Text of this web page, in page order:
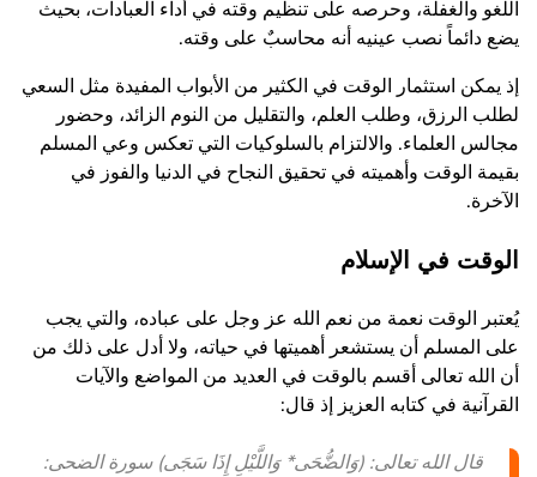
اللغو والغفلة، وحرصه على تنظيم وقته في أداء العبادات، بحيث
يضع دائماً نصب عينيه أنه محاسبٌ على وقته.
إذ يمكن استثمار الوقت في الكثير من الأبواب المفيدة مثل السعي
لطلب الرزق، وطلب العلم، والتقليل من النوم الزائد، وحضور
مجالس العلماء. والالتزام بالسلوكيات التي تعكس وعي المسلم
بقيمة الوقت وأهميته في تحقيق النجاح في الدنيا والفوز في
الآخرة.
الوقت في الإسلام
يُعتبر الوقت نعمة من نعم الله عز وجل على عباده، والتي يجب
على المسلم أن يستشعر أهميتها في حياته، ولا أدل على ذلك من
أن الله تعالى أقسم بالوقت في العديد من المواضع والآيات
القرآنية في كتابه العزيز إذ قال:
قال الله تعالى: (وَالضُّحَى* وَاللَّيْلِ إِذَا سَجَى) سورة الضحى: